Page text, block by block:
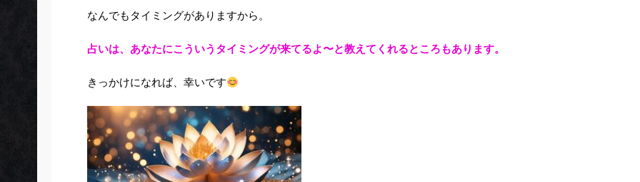
なんでもタイミングがありますから。
占いは、あなたにこういうタイミングが来てるよ〜と教えてくれるところもあります。
きっかけになれば、幸いです